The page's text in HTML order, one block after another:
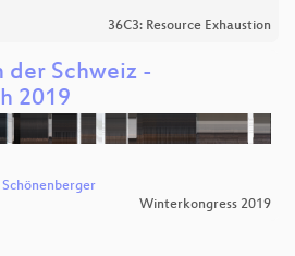
36C3: Resource Exhaustion
der Schweiz -
2019
Schönenberger
Winterkongress 2019